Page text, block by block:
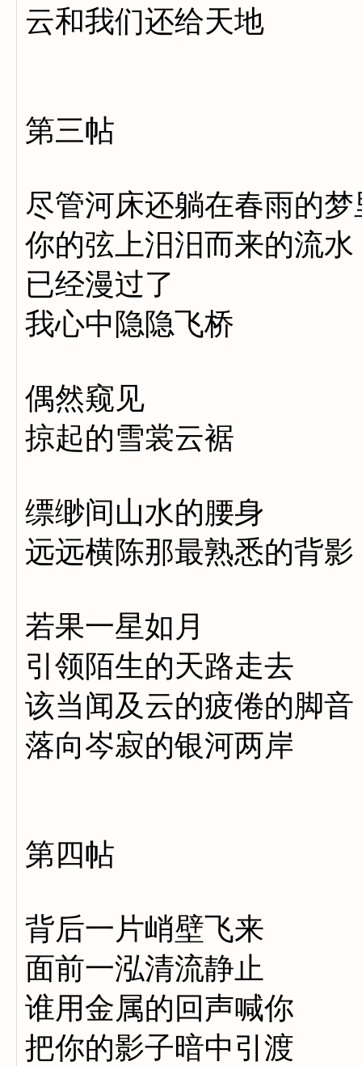
云和我们还给天地
第三帖
尽管河床还躺在春雨的梦
你的弦上汨汨而来的流水
已经漫过了
我心中隐隐飞桥
偶然窥见
掠起的雪裳云裾
缥缈间山水的腰身
远远横陈那最熟悉的背影
若果一星如月
引领陌生的天路走去
该当闻及云的疲倦的脚音
落向岑寂的银河两岸
第四帖
背后一片峭壁飞来
面前一泓清流静止
谁用金属的回声喊你
把你的影子暗中引渡